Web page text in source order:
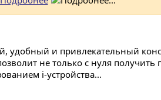
удобный и привлекательный
не только с нуля
i-устройства...